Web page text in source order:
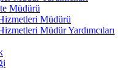
Müdürü
Müdürü
Müdür Yardımcıları